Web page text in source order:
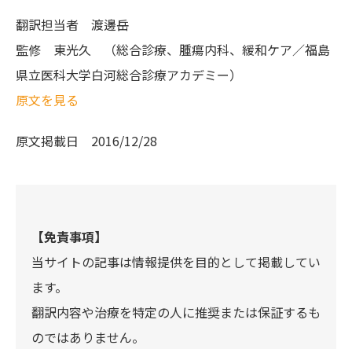
翻訳担当者 渡邊岳
監修 東光久 （総合診療、腫瘍内科、緩和ケア／福島
県立医科大学白河総合診療アカデミー）
原文を見る
原文掲載日 2016/12/28
【免責事項】
当サイトの記事は情報提供を目的として掲載してい
ます。
翻訳内容や治療を特定の人に推奨または保証するも
のではありません。